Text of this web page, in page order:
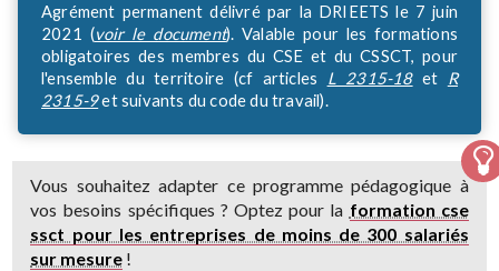
Agrément permanent délivré par la DRIEETS le 7 juin
2021 (voir le document). Valable pour les formations
obligatoires des membres du CSE et du CSSCT, pour
l'ensemble du territoire (cf articles L 2315-18et R
2315-9et suivants du code du travail).
Vous souhaitez adapter ce programme pédagogique à
vos besoins spécifiques ? Optez pour la formation cse
ssct pour les entreprises de moins de 300 salariés
sur mesure !